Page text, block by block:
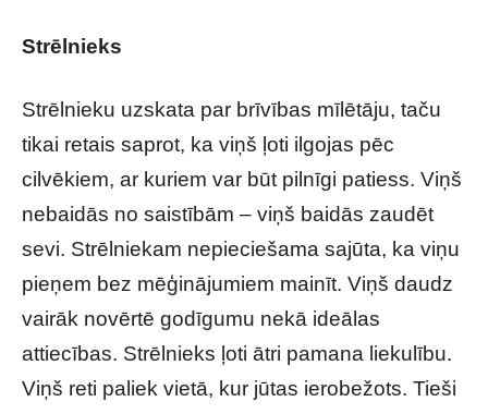
Strēlnieks
Strēlnieku uzskata par brīvības mīlētāju, taču
tikai retais saprot, ka viņš ļoti ilgojas pēc
cilvēkiem, ar kuriem var būt pilnīgi patiess. Viņš
nebaidās no saistībām – viņš baidās zaudēt
sevi. Strēlniekam nepieciešama sajūta, ka viņu
pieņem bez mēģinājumiem mainīt. Viņš daudz
vairāk novērtē godīgumu nekā ideālas
attiecības. Strēlnieks ļoti ātri pamana liekulību.
Viņš reti paliek vietā, kur jūtas ierobežots. Tieši